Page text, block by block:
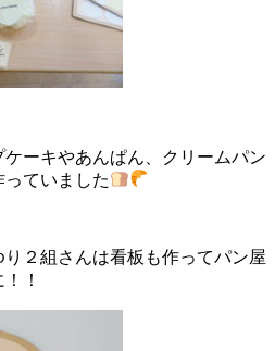
ーキやあんぱん、クリームパン
ていました
２組さんは看板も作ってパン屋
！